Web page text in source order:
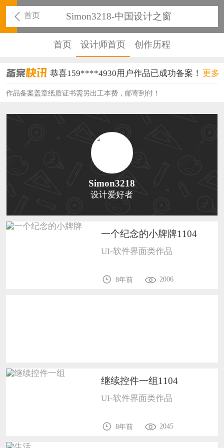
首页 Simon3218-中国设计之窗
首页 设计师首页 创作历程
恭喜159****4930用户作品已成功备案！
恭喜150****6483用户作品已成功备案！
恭喜131****2473用户作品已成功备案！
恭喜159****4201用户作品已成功备案！
恭喜133****6466用户作品已成功备案！
恭喜131****1475用户作品已成功备案！
恭喜133****8874用户作品已成功备案！
恭喜138****8638用户作品已成功备案！
恭喜133****9020用户作品已成功备案！
恭喜136****9807用户作品已成功备案！
更多
作品备案盖章纸质证书需另出工本费，邮寄到付！
Simon3218
设计爱好者
一个纪念的小牌牌1104
UI-软件界面类作品
8年前 2006
继续控件一组1104
UI-软件界面类作品
8年前 2045